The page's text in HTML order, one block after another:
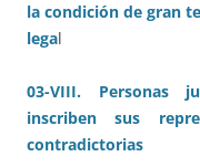
la condición de gran
legal
03-VIII. Personas
inscriben sus
contradictorias